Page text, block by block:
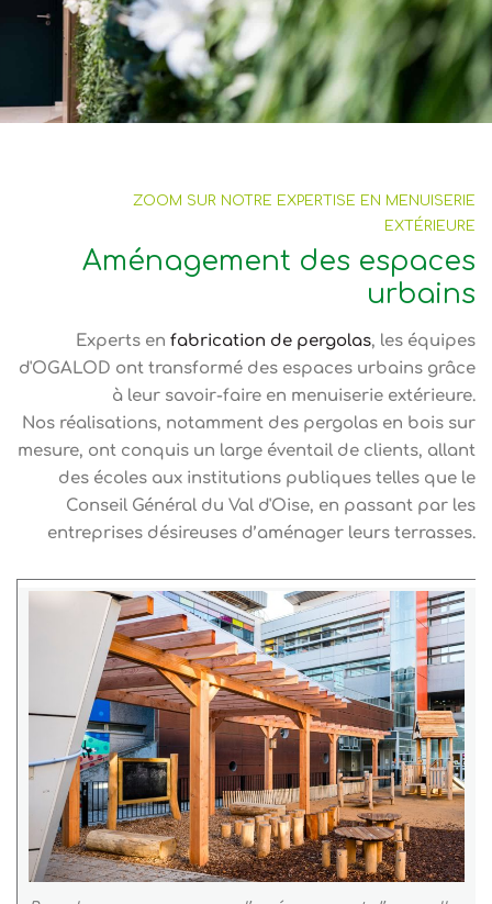
ZOOM SUR NOTRE EXPERTISE EN MENUISERIE
EXTÉRIEURE
Aménagement des espaces
urbains
Experts en fabrication de pergolas, les équipes
d'OGALOD ont transformé des espaces urbains grâce
à leur savoir-faire en menuiserie extérieure.
Nos réalisations, notamment des pergolas en bois sur
mesure, ont conquis un large éventail de clients, allant
des écoles aux institutions publiques telles que le
Conseil Général du Val d'Oise, en passant par les
entreprises désireuses d’aménager leurs terrasses.